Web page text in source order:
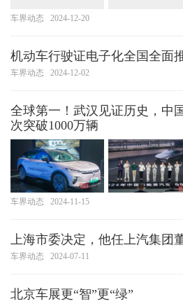
车界动态 2024-12-20
机动车行驶证电子化全国全面
车界动态 2024-12-02
全球第一！武汉见证历史，中
次突破1000万辆
车界动态 2024-11-15
上海市委决定，他任上汽集团
车界动态 2024-07-11
北京车展更“智”更“绿”